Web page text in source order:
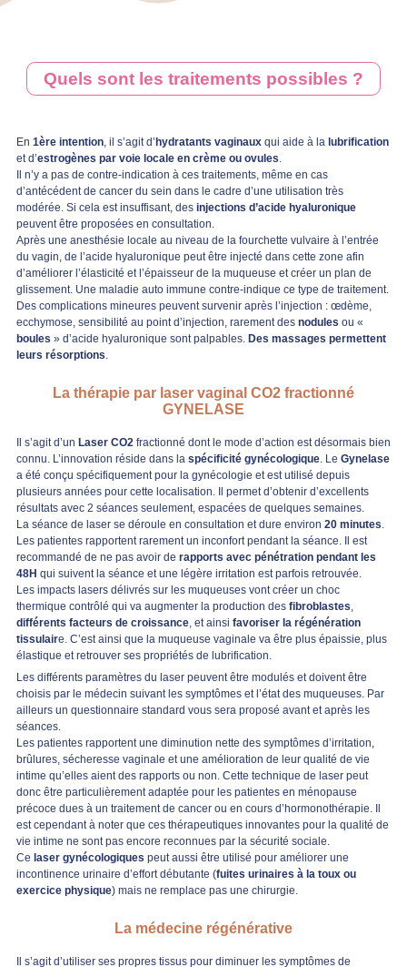
Quels sont les traitements possibles ?
En 1ère intention , il s’agit d’hydratants vaginaux qui aide à la lubrification
et d’estrogènes par voie locale en crème ou ovules
Il n’y a pas de contre-indication à ces traitements, même en cas
d’antécédent de cancer du sein dans le cadre d’une utilisation très
modérée. Si cela est insuffisant, des injections d’acide hyaluronique
peuvent être proposées en consultation.
Après une anesthésie locale au niveau de la fourchette vulvaire à l’entrée
du vagin, de l’acide hyaluronique peut être injecté dans cette zone afin
d’améliorer l’élasticité et l’épaisseur de la muqueuse et créer un plan de
glissement. Une maladie auto immune contre-indique ce type de traitement.
Des complications mineures peuvent survenir après l’injection : œdème,
ecchymose, sensibilité au point d’injection, rarement des nodules ou «
boules » d’acide hyaluronique sont palpables. Des massages permettent
leurs résorptions
La thérapie par laser vaginal CO2 fractionné
GYNELASE
Il s’agit d’un Laser CO2 fractionné dont le mode d’action est désormais bien
connu. L’innovation réside dans la spécificité gynécologique . Le Gynelase
a été conçu spécifiquement pour la gynécologie et est utilisé depuis
plusieurs années pour cette localisation. Il permet d’obtenir d’excellents
résultats avec 2 séances seulement, espacées de quelques semaines.
La séance de laser se déroule en consultation et dure environ 20 minutes
Les patientes rapportent rarement un inconfort pendant la séance. Il est
recommandé de ne pas avoir de rapports avec pénétration pendant les
48H qui suivent la séance et une légère irritation est parfois retrouvée.
Les impacts lasers délivrés sur les muqueuses vont créer un choc
thermique contrôlé qui va augmenter la production des fibroblastes
différents facteurs de croissance , et ainsi favoriser la régénération
tissulaire. C’est ainsi que la muqueuse vaginale va être plus épaissie, plus
élastique et retrouver ses propriétés de lubrification.
Les différents paramètres du laser peuvent être modulés et doivent être
choisis par le médecin suivant les symptômes et l’état des muqueuses. Par
ailleurs un questionnaire standard vous sera proposé avant et après les
séances.
Les patientes rapportent une diminution nette des symptômes d’irritation,
brûlures, sécheresse vaginale et une amélioration de leur qualité de vie
intime qu’elles aient des rapports ou non. Cette technique de laser peut
donc être particulièrement adaptée pour les patientes en ménopause
précoce dues à un traitement de cancer ou en cours d’hormonothérapie. Il
est cependant à noter que ces thérapeutiques innovantes pour la qualité de
vie intime ne sont pas encore reconnues par la sécurité sociale.
Ce laser gynécologiques peut aussi être utilisé pour améliorer une
incontinence urinaire d’effort débutante (fuites urinaires à la toux ou
exercice physique) mais ne remplace pas une chirurgie.
La médecine régénérative
Il s’agit d’utiliser ses propres tissus pour diminuer les symptômes de